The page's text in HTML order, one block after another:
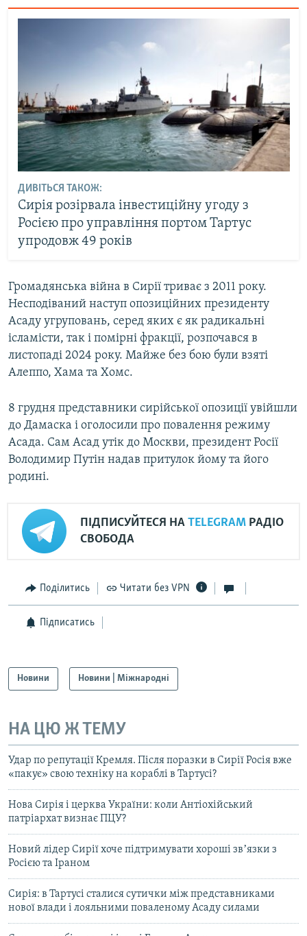
ДИВІТЬСЯ ТАКОЖ:
Сирія розірвала інвестиційну угоду з
Росією про управління портом Тартус
упродовж 49 років
Громадянська війна в Сирії триває з 2011 року.
Несподіваний наступ опозиційних президенту
Асаду угруповань, серед яких є як радикальні
ісламісти, так і помірні фракції, розпочався в
листопаді 2024 року. Майже без бою були взяті
Алеппо, Хама та Хомс.
8 грудня представники сирійської опозиції увійшли
до Дамаска і оголосили про повалення режиму
Асада. Сам Асад утік до Москви, президент Росії
Володимир Путін надав притулок йому та його
родині.
ПІДПИСУЙТЕСЯ НА TELEGRAM РАДІО
СВОБОДА
Поділитись Читати без VPN
Підписатись
Новини Новини | Міжнародні
НА ЦЮ Ж ТЕМУ
Удар по репутації Кремля. Після поразки в Сирії Росія вже
«пакує» свою техніку на кораблі в Тартусі?
Нова Сирія і церква України: коли Антіохійський
патріархат визнає ПЦУ?
Новий лідер Сирії хоче підтримувати хороші звʼязки з
Росією та Іраном
Сирія: в Тартусі сталися сутички між представниками
нової влади і лояльними поваленому Асаду силами